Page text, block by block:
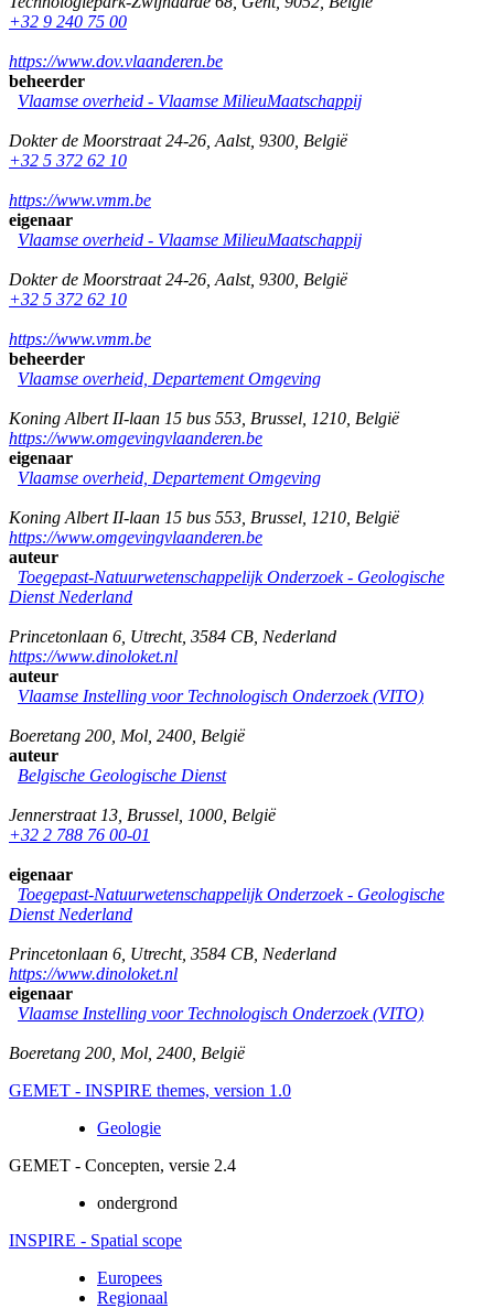
+32 9 240 75 00
https://www.dov.vlaanderen.be
beheerder
Vlaamse overheid - Vlaamse MilieuMaatschappij
Dokter de Moorstraat 24-26 Aalst, 9300 België
+32 5 372 62 10
https://www.vmm.be
eigenaar
Vlaamse overheid - Vlaamse MilieuMaatschappij
Dokter de Moorstraat 24-26 Aalst, 9300 België
+32 5 372 62 10
https://www.vmm.be
beheerder
Vlaamse overheid, Departement Omgeving
Koning Albert II-laan 15 bus 553 Brussel 1210 België
https://www.omgevingvlaanderen.be
eigenaar
Vlaamse overheid, Departement Omgeving
Koning Albert II-laan 15 bus 553 Brussel 1210 België
https://www.omgevingvlaanderen.be
auteur
Toegepast-Natuurwetenschappelijk Onderzoek - Geologische
Dienst Nederland
Princetonlaan 6 Utrecht, 3584 CB Nederland
https://www.dinoloket.nl
auteur
Vlaamse Instelling voor Technologisch Onderzoek (VITO)
Boeretang 200 Mol 2400 België
auteur
Belgische Geologische Dienst
Jennerstraat 13 Brussel 1000 België
+32 2 788 76 00-01
eigenaar
Toegepast-Natuurwetenschappelijk Onderzoek - Geologische
Dienst Nederland
Princetonlaan 6 Utrecht, 3584 CB Nederland
https://www.dinoloket.nl
eigenaar
Vlaamse Instelling voor Technologisch Onderzoek (VITO)
Boeretang 200 Mol 2400 België
GEMET - INSPIRE themes, version 1.0
Geologie
GEMET - Concepten, versie 2.4
ondergrond
INSPIRE - Spatial scope
Europees
Regionaal